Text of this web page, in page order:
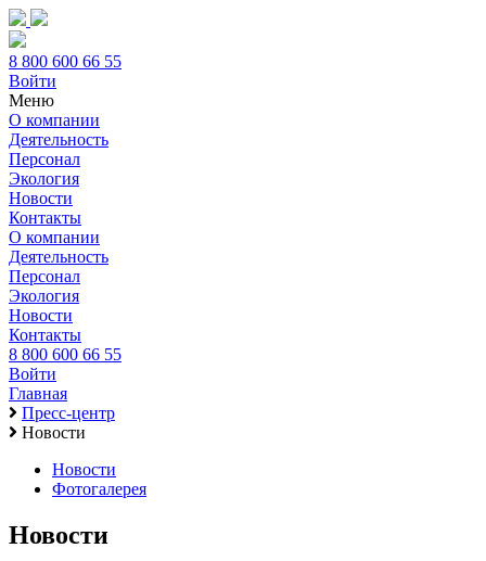
8 800 600 66 55
Войти
Меню
О компании
Деятельность
Персонал
Экология
Новости
Контакты
О компании
Деятельность
Персонал
Экология
Новости
Контакты
8 800 600 66 55
Войти
Главная
Пресс-центр
Новости
Новости
Фотогалерея
Новости